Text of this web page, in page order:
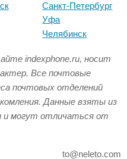
Санкт-Петербург
Уфа
Челябинск
indexphone.ru, носит
Все почтовые
почтовых отделений
Данные взяты из
могут отличаться от
to@neleto.com